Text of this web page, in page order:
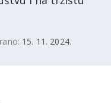
15. 11. 2024.